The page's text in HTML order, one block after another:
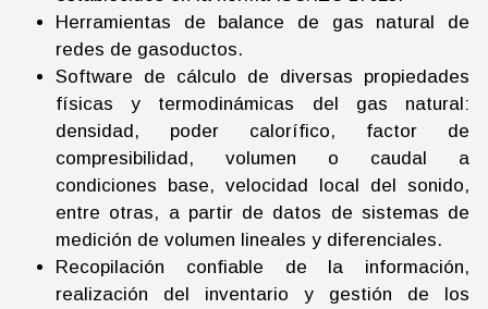
Herramientas de balance de gas natural de
redes de gasoductos.
Software de cálculo de diversas propiedades
físicas y termodinámicas del gas natural:
densidad, poder calorífico, factor de
compresibilidad, volumen o caudal a
condiciones base, velocidad local del sonido,
entre otras, a partir de datos de sistemas de
medición de volumen lineales y diferenciales.
Recopilación confiable de la información,
realización del inventario y gestión de los